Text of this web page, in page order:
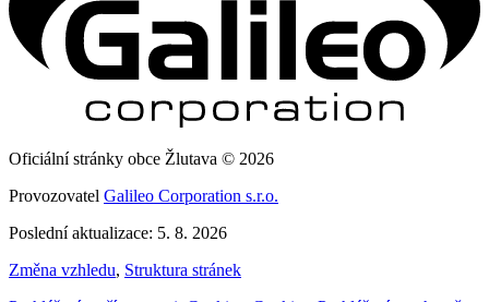
Oficiální stránky obce Žlutava © 2026
Provozovatel Galileo Corporation s.r.o.
Poslední aktualizace: 5. 8. 2026
Změna vzhledu, Struktura stránek